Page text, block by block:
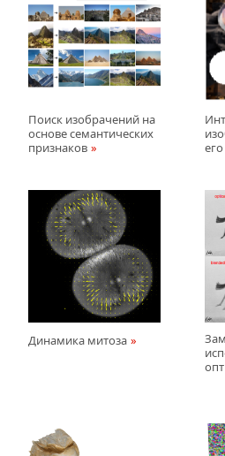
Поиск изобрачений на
основе семантических
признаков
Динамика митоза